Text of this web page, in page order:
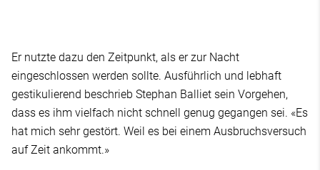
Er nutzte dazu den Zeitpunkt, als er zur Nacht
eingeschlossen werden sollte. Ausführlich und lebhaft
gestikulierend beschrieb Stephan Balliet sein Vorgehen,
dass es ihm vielfach nicht schnell genug gegangen sei. «Es
hat mich sehr gestört. Weil es bei einem Ausbruchsversuch
auf Zeit ankommt.»